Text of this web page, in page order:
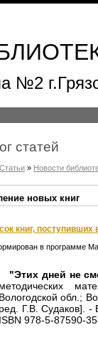
№2
статей
Статьи » Новости
новых книг
книг,
в программе
"Этих дней не
методических
Вологодской обл.;
ред. Г.В. Судаков].
ISBN 978-5-87590-